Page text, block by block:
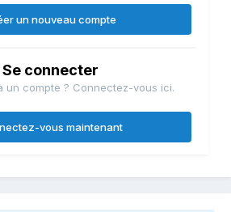
un nouveau compte
Se connecter
un compte ? Connectez-vous ici.
vous maintenant